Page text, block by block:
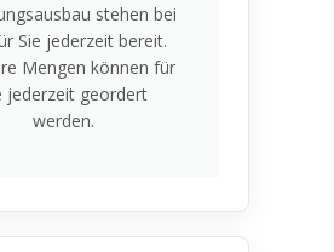
stehen bei
Sie jederzeit bereit.
Mengen können für
jederzeit geordert
werden.